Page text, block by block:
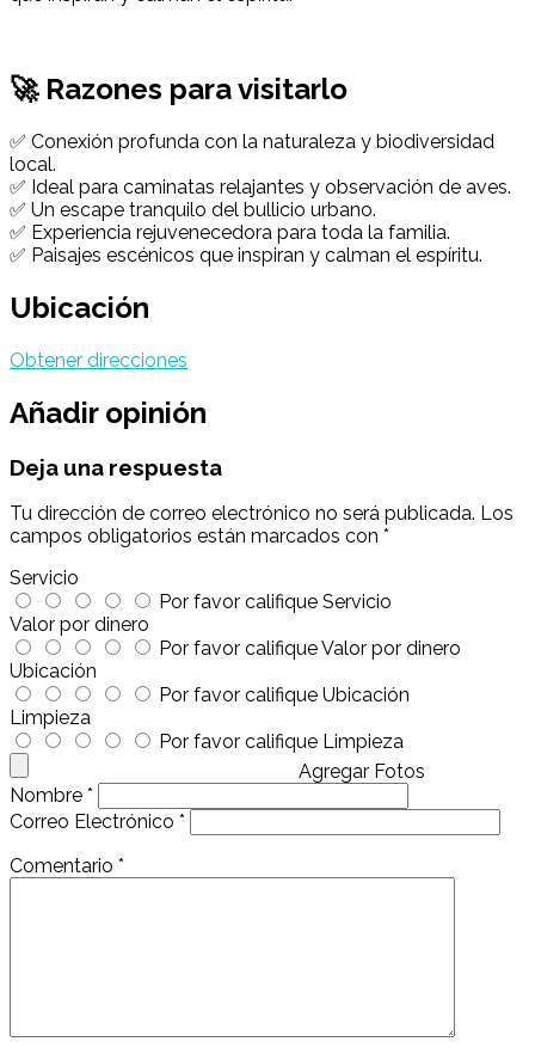
🚀 Razones para visitarlo
✅ Conexión profunda con la naturaleza y biodiversidad
local.
✅ Ideal para caminatas relajantes y observación de aves.
✅ Un escape tranquilo del bullicio urbano.
✅ Experiencia rejuvenecedora para toda la familia.
✅ Paisajes escénicos que inspiran y calman el espíritu.
Ubicación
Obtener direcciones
Añadir opinión
Deja una respuesta
Tu dirección de correo electrónico no será publicada. Los
campos obligatorios están marcados con *
Servicio
Por favor califique Servicio
Valor por dinero
Por favor califique Valor por dinero
Ubicación
Por favor califique Ubicación
Limpieza
Por favor califique Limpieza
Agregar Fotos
Nombre *
Correo Electrónico *
Comentario *